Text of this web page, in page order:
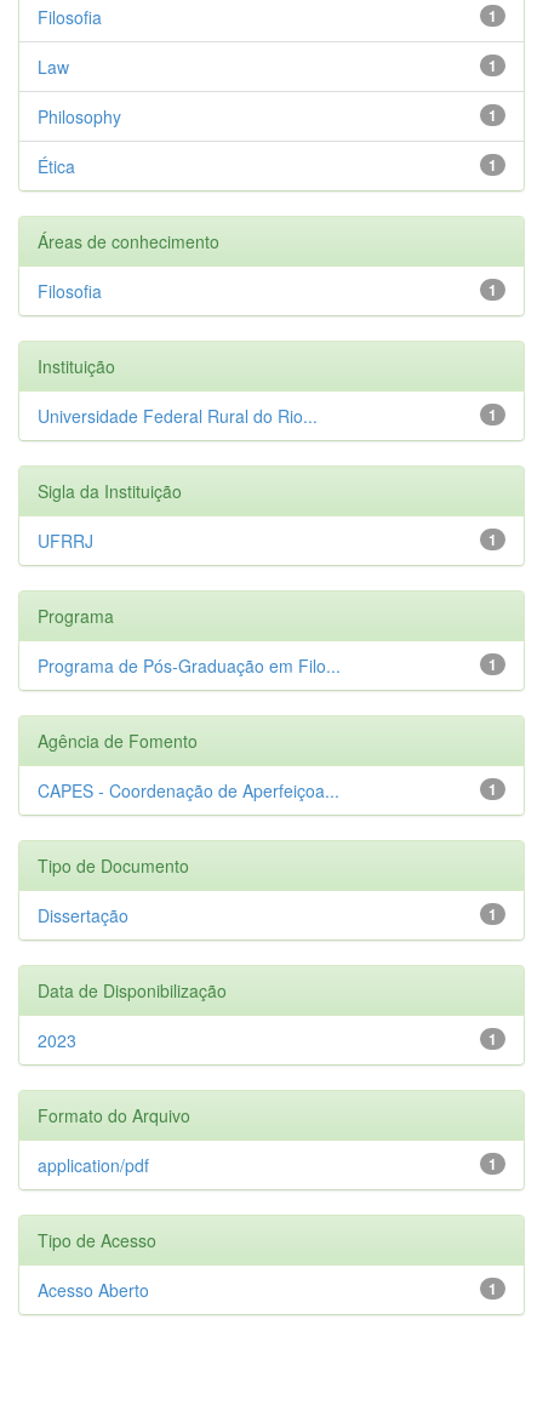
1
Filosofia
1
Law
1
Philosophy
1
Ética
Áreas de conhecimento
1
Filosofia
Instituição
1
Universidade Federal Rural do Rio...
Sigla da Instituição
1
UFRRJ
Programa
1
Programa de Pós-Graduação em Filo...
Agência de Fomento
1
CAPES - Coordenação de Aperfeiçoa...
Tipo de Documento
1
Dissertação
Data de Disponibilização
1
2023
Formato do Arquivo
1
application/pdf
Tipo de Acesso
1
Acesso Aberto